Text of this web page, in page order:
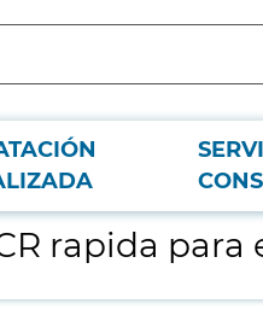
Carlos de Madrid
rapida